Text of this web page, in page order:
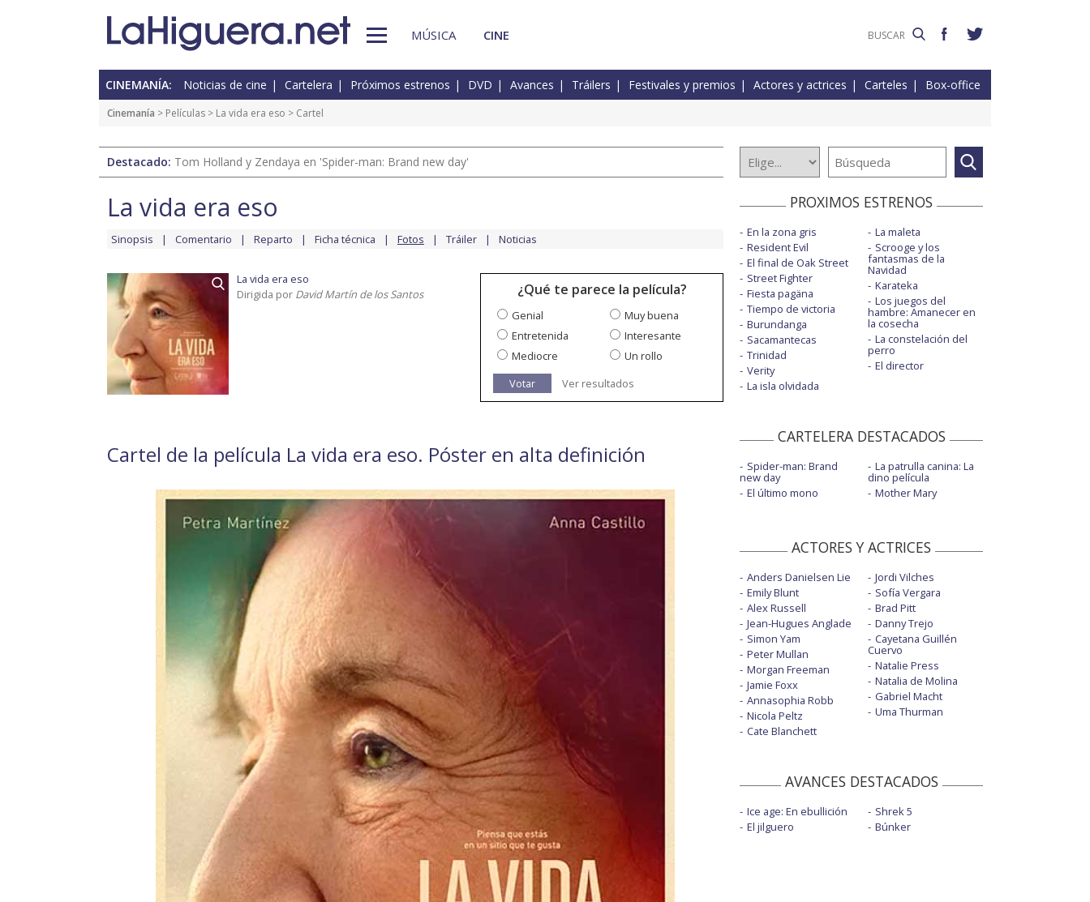
MÚSICA CINE
CINEMANÍA: Noticias de cine Cartelera Próximos estrenos DVD Avances Tráilers Festivales y premios Actores y actrices Carteles Box-office
Cinemanía > Películas > La vida era eso > Cartel
Destacado: Tom Holland y Zendaya en 'Spider-man: Brand new day'
La vida era eso
Sinopsis Comentario Reparto Ficha técnica Fotos Tráiler Noticias
La vida era eso
Dirigida por David Martín de los Santos ¿Qué te parece la película?
Genial
Muy buena
Entretenida
Interesante
Mediocre
Un rollo
Votar
Ver resultados
Cartel de la película La vida era eso. Póster en alta definición
PROXIMOS ESTRENOS
En la zona gris
Resident Evil
El final de Oak Street
Street Fighter
Fiesta pagäna
Tiempo de victoria
Burundanga
Sacamantecas
Trinidad
Verity
La isla olvidada
La maleta
Scrooge y los
fantasmas de la
Navidad
Karateka
Los juegos del
hambre: Amanecer en
la cosecha
La constelación del
perro
El director
CARTELERA DESTACADOS
Spider-man: Brand
new day
El último mono
La patrulla canina: La
dino película
Mother Mary
ACTORES Y ACTRICES
Anders Danielsen Lie
Emily Blunt
Alex Russell
Jean-Hugues Anglade
Simon Yam
Peter Mullan
Morgan Freeman
Jamie Foxx
Annasophia Robb
Nicola Peltz
Cate Blanchett
Jordi Vilches
Sofía Vergara
Brad Pitt
Danny Trejo
Cayetana Guillén
Cuervo
Natalie Press
Natalia de Molina
Gabriel Macht
Uma Thurman
AVANCES DESTACADOS
Ice age: En ebullición
El jilguero
Shrek 5
Búnker